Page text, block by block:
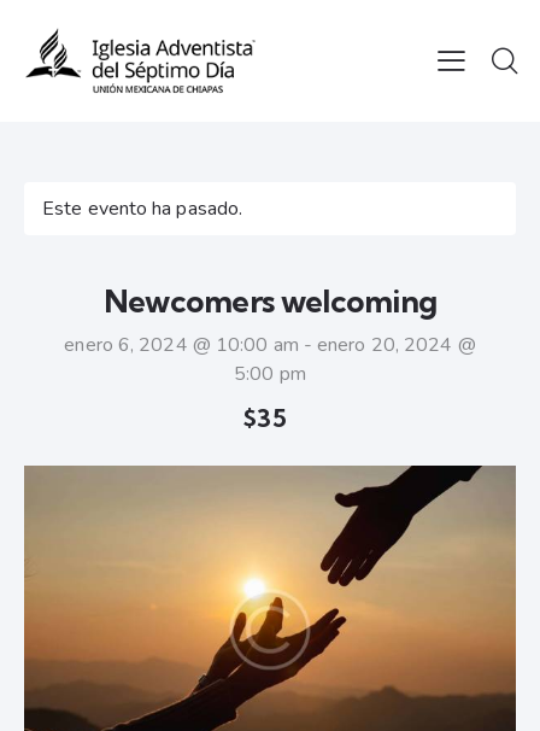
Este evento ha pasado.
Newcomers welcoming
enero 6, 2024 @ 10:00 am - enero 20, 2024 @
5:00 pm
$35